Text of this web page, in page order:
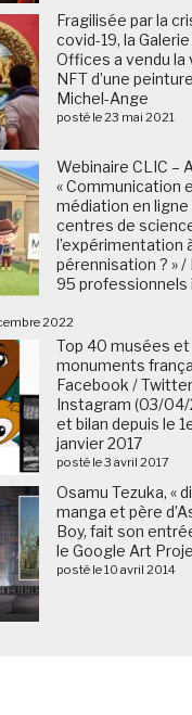
Fragilisée par la
covid-19, la
Offices a vendu la
NFT d’une
Michel-Ange
posté le 23 mai 2021
Webinaire CLIC –
« Communication
médiation en ligne
centres de
l’expérimentation
pérennisation ? » /
95 professionnels
2022
Top 40 musées et
monuments
Facebook /
Instagram (03/04/
et bilan depuis le
janvier 2017
posté le 3 avril 2017
Osamu Tezuka, «
manga et père
Boy, fait son
le Google Art
posté le 10 avril 2014